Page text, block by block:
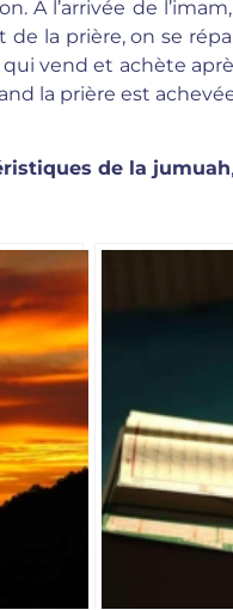
A l’arrivée de
de la prière, on se
vend et achète
la prière est
de la jumuah